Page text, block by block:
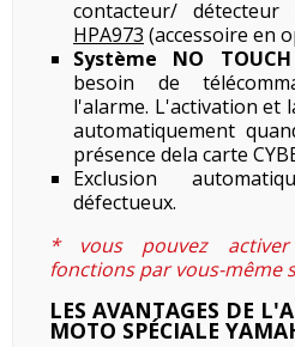
contacteur/
HPA973 (accessoire en
Système NO TOUCH
besoin de
l'alarme. L'activation et
automatiquement
présence dela carte
Exclusion
défectueux.
* vous pouvez
fonctions par vous-même
LES AVANTAGES DE
MOTO SPÉCIALE